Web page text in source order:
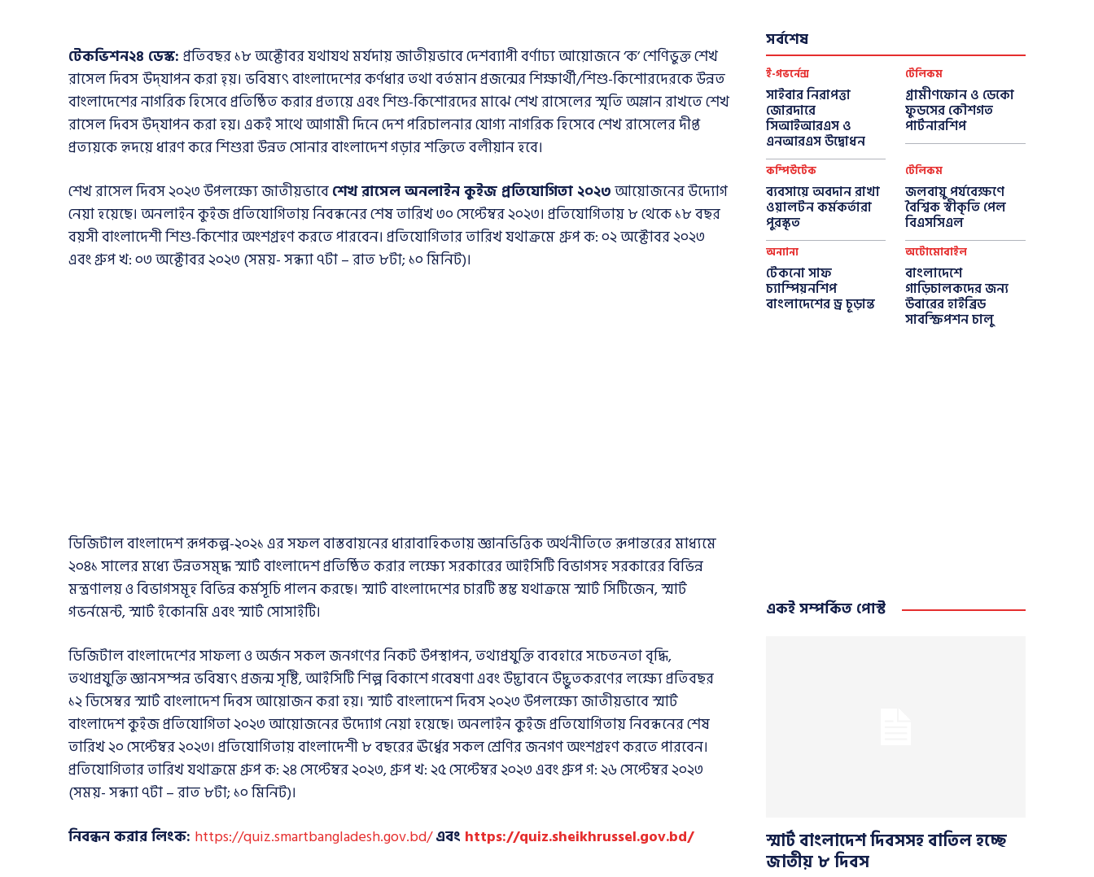
টেকভিশন২৪ ডেস্ক: প্রতিবছর ১৮ অক্টোবর যথাযথ মর্যদায় জাতীয়ভাবে দেশব্যাপী বর্ণাঢ্য আয়োজনে ‘ক’ শেণিভুক্ত শেখ
রাসেল দিবসউদ্‌যাপন করা হ্য়। ভবিষ্যৎ বাংলাদেশের কর্ণধার তথা বর্তমান প্রজন্মের শিক্ষার্থী/শিশু-কিশোরদেরকে উন্নত
বাংলাদেশের নাগরিক হিসেবে প্রতিষ্ঠিত করার প্রত্যয়ে এবং শিশু-কিশোরদের মাঝে শেখ রাসেলের স্মৃতি অম্লান রাখতে শেখ
রাসেল দিবস উদ্‌যাপন করা হয়। একই সাথে আগামী দিনে দেশ পরিচালনার যোগ্য নাগরিক হিসেবে শেখ রাসেলের দীপ্ত
প্রত্যয়কে হৃদয়ে ধারণ করে শিশুরা উন্নত সোনার বাংলাদেশ গড়ার শক্তিতে বলীয়ান হবে।
শেখ রাসেল দিবস ২০২৩ উপলক্ষ্যে জাতীয়ভাবেশেখ রাসেল অনলাইন কুইজ প্রতিযোগিতা ২০২৩আয়োজনের উদ্যোগ
নেয়া হয়েছে। অনলাইন কুইজ প্রতিযোগিতায় নিবন্ধনের শেষ তারিখ ৩০ সেপ্টেম্বর ২০২৩। প্রতিযোগিতায় ৮ থেকে ১৮ বছর
বয়সী বাংলাদেশী শিশু-কিশোর অংশগ্রহণ করতে পারবেন। প্রতিযোগিতার তারিখ যথাক্রমেগ্রুপ ক: ০২ অক্টোবর ২০২৩
এবং গ্রুপ খ: ০৩ অক্টোবর ২০২৩ (সময়- সন্ধ্যা ৭টা – রাত ৮টা; ১০ মিনিট)।
ডিজিটাল বাংলাদেশ রূপকল্প-২০২১ এর সফল বাস্তবায়নের ধারাবাহিকতায় জ্ঞানভিত্তিক অর্থনীতিতে রূপান্তরের মাধ্যমে
২০৪১ সালের মধ্যে উন্নতসমৃদ্ধ স্মার্ট বাংলাদেশ প্রতিষ্ঠিত করার লক্ষ্যে সরকারের আইসিটি বিভাগসহ সরকারের বিভিন্ন
মন্ত্রণালয় ও বিভাগসমূহ বিভিন্ন কর্মসূচি পালন করছে। স্মার্ট বাংলাদেশের চারটি স্তম্ভ যথাক্রমে স্মার্ট সিটিজেন, স্মার্ট
গভর্নমেন্ট, স্মার্ট ইকোনমি এবং স্মার্ট সোসাইটি।
ডিজিটাল বাংলাদেশের সাফল্য ও অর্জন সকল জনগণের নিকট উপস্থাপন, তথ্যপ্রযুক্তি ব্যবহারে সচেতনতা বৃদ্ধি,
তথ্যপ্রযুক্তি জ্ঞানসম্পন্ন ভবিষ্যৎ প্রজন্ম সৃষ্টি, আইসিটি শিল্প বিকাশে গবেষণা এবং উদ্ভাবনে উদ্ভুতকরণের লক্ষ্যে প্রতিবছর
১২ ডিসেম্বর স্মার্ট বাংলাদেশ দিবস আয়োজন করা হয়। স্মার্ট বাংলাদেশ দিবস ২০২৩ উপলক্ষ্যে জাতীয়ভাবে স্মার্ট
বাংলাদেশ কুইজ প্রতিযোগিতা ২০২৩ আয়োজনের উদ্যোগ নেয়া হয়েছে। অনলাইন কুইজ প্রতিযোগিতায় নিবন্ধনের শেষ
তারিখ ২০ সেপ্টেম্বর ২০২৩। প্রতিযোগিতায় বাংলাদেশী ৮ বছরের ঊর্ধ্বের সকল শ্রেণির জনগণ অংশগ্রহণ করতে পারবেন।
প্রতিযোগিতার তারিখ যথাক্রমে গ্রুপ ক: ২৪ সেপ্টেম্বর ২০২৩, গ্রুপ খ: ২৫ সেপ্টেম্বর ২০২৩ এবং গ্রুপ গ: ২৬ সেপ্টেম্বর ২০২৩
(সময়- সন্ধ্যা ৭টা – রাত ৮টা; ১০ মিনিট)।
নিবন্ধন করার লিংক: https://quiz.smartbangladesh.gov.bd/এবং https://quiz.sheikhrussel.gov.bd/
সর্বশেষ
ই-গভর্নেন্স
সাইবার নিরাপত্তা
জোরদারে
সিআইআরএস ও
এনআরএস উদ্বোধন
টেলিকম
গ্রামীণফোন ও ডেকো
ফুডসের কৌশগত
পার্টনারশিপ
কম্পিউটেক
ব্যবসায়ে অবদান রাখা
ওয়ালটন কর্মকর্তারা
পুরস্কৃত
টেলিকম
জলবায়ু পর্যবেক্ষণে
বৈশ্বিক স্বীকৃতি পেল
বিএসসিএল
অন্যান্য
টেকনো সাফ
চ্যাম্পিয়নশিপ
বাংলাদেশের ড্র চূড়ান্ত
অটোমোবাইল
বাংলাদেশে
গাড়িচালকদের জন্য
উবারের হাইব্রিড
সাবস্ক্রিপশন চালু
একই সম্পর্কিত পোস্ট
স্মার্ট বাংলাদেশ দিবসসহ বাতিল হচ্ছে
জাতীয় ৮ দিবস